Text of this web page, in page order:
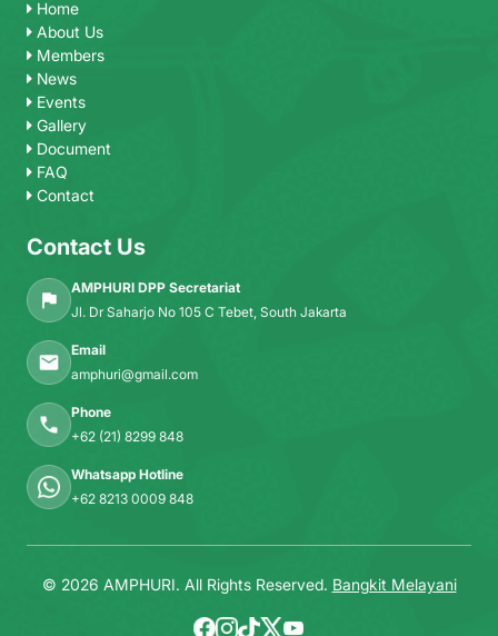
Home
About Us
Members
News
Events
Gallery
Document
FAQ
Contact
Contact Us
AMPHURI DPP Secretariat
Jl. Dr Saharjo No 105 C Tebet, South Jakarta
Email
amphuri@gmail.com
Phone
+62 (21) 8299 848
Whatsapp Hotline
+62 8213 0009 848
© 2026 AMPHURI. All Rights Reserved. Bangkit Melayani